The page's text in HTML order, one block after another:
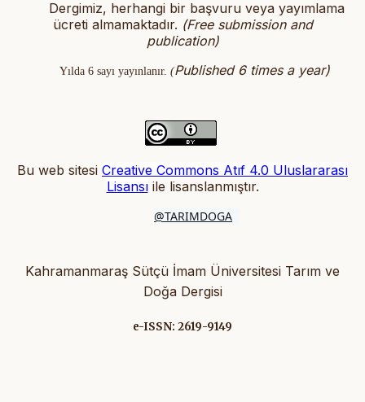
Dergimiz, herhangi bir başvuru veya yayımlama
ücreti almamaktadır. (Free submission and
publication)
Yılda 6 sayı yayınlanır. (Published 6 times a year)
Bu web sitesi Creative Commons Atıf 4.0 Uluslararası
Lisansıile lisanslanmıştır.
@TARIMDOGA
Kahramanmaraş Sütçü İmam Üniversitesi Tarım ve
Doğa Dergisi
e-ISSN: 2619-9149